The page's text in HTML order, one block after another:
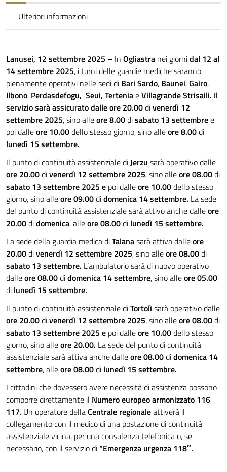
Ulteriori informazioni
Lanusei, 12 settembre 2025 – In Ogliastra nei giornidal 12 al
14 settembre 2025, i turni delle guardie mediche saranno
pienamente operativi nelle sedi di Bari Sardo, Baunei,Gairo,
Ilbono, Perdasdefogu, Seui, TerteniaeVillagrande Strisaili. Il
servizio sarà assicurato dalle ore 20.00divenerdì 12
settembre 2025, sino alleore 8.00disabato 13 settembree
poi dalleore 10.00dello stesso giorno, sino alleore 8.00di
lunedì 15 settembre.
Il punto di continuità assistenziale diJerzu sarà operativo dalle
ore 20.00divenerdì 12 settembre 2025, sino alleore 08.00di
sabato 13 settembre 2025 e poi dalleore 10.00dello stesso
giorno, sino alleore 09.00didomenica 14 settembre. La sede
del punto di continuità assistenziale sarà attivo anche dalleore
20.00didomenica, alleore 08.00di lunedì 15 settembre.
La sede della guardia medica diTalanasarà attiva dalleore
20.00divenerdì 12 settembre 2025, sino alleore 08.00di
sabato 13 settembre. L’ambulatorio sarà di nuovo operativo
dalleore 08.00didomenica 14 settembre, sino alleore 05.00
di lunedì 15 settembre.
Il punto di continuità assistenziale diTortolìsarà operativo dalle
ore 20.00divenerdì 12 settembre 2025, sino alleore 08.00di
sabato 13 settembre 2025 e poi dalleore 10.00dello stesso
giorno, sino alleore 20.00. La sede del punto di continuità
assistenziale sarà attiva anche dalleore 08.00didomenica 14
settembre, alleore 08.00di lunedì 15 settembre.
I cittadini che dovessero avere necessità di assistenza possono
comporre direttamente il Numero europeo armonizzato 116
117. Un operatore dellaCentrale regionaleattiverà il
collegamento con il medico di una postazione di continuità
assistenziale vicina, per una consulenza telefonica o, se
necessario, con il servizio di“Emergenza urgenza 118″.